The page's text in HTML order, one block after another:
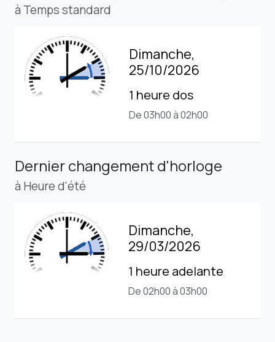
à Temps standard
Dimanche,
25/10/2026
1 heure dos
De 03h00 à 02h00
Dernier changement d'horloge
à Heure d'été
Dimanche,
29/03/2026
1 heure adelante
De 02h00 à 03h00